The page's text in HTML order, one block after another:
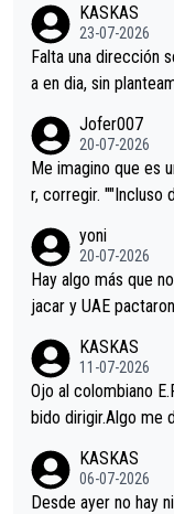
KASKAS
23-07-2026
Falta una dirección
a en dia, sin
Minguez, Velez etc
tristes sin victorias.
Jofer007
20-07-2026
Me imagino que es
r, corregir. ""Incluso
permaneció pegado
a que era capaz de
yoni
20-07-2026
Hay algo más que
jacar y UAE
i sin pedalear, luego
mano de una
es en el hombro con
eta, a ver si por
ción de podio UAE
KASKAS
11-07-2026
Ojo al colombiano
KASKAS
06-07-2026
Desde ayer no hay